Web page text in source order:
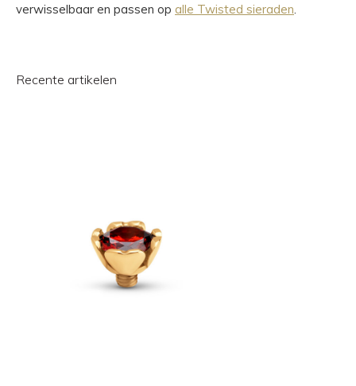
verwisselbaar en passen op alle Twisted sieraden
Recente artikelen